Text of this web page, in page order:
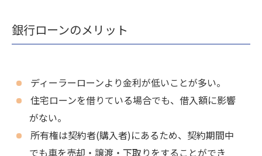
銀行ローンのメリット
ディーラーローンより金利が低いことが多い。
住宅ローンを借りている場合でも、借入額に影響
がない。
所有権は契約者(購入者)にあるため、契約期間中
でも車を売却・譲渡・下取りをすることができ